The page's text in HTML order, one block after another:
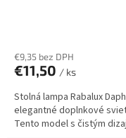
€9,35 bez DPH
€11,50 / ks
Stolná lampa Rabalux
elegantné doplnkové
Tento model s čistým